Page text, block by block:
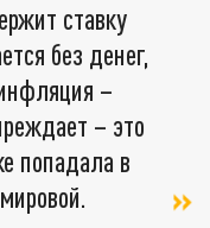
ставку
без денег,
–
– это
попадала в